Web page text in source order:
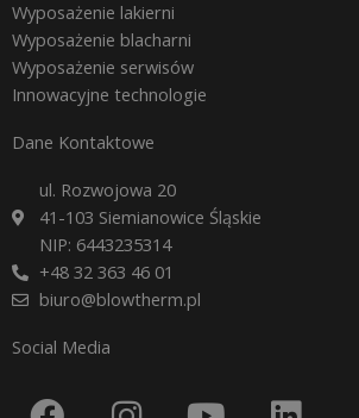
Wyposażenie lakierni
Wyposażenie blacharni
Wyposażenie serwisów
Innowacyjne technologie
Dane Kontaktowe
ul. Rozwojowa 20
41-103 Siemianowice Śląskie
NIP: 6443235314
+48 32 363 46 01
biuro@blowtherm.pl
Social Media
F I Y L